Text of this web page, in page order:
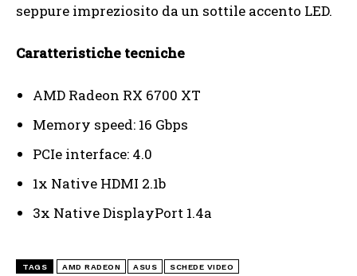
seppure impreziosito da un sottile accento LED.
Caratteristiche tecniche
AMD Radeon RX 6700 XT
Memory speed: 16 Gbps
PCIe interface: 4.0
1x Native HDMI 2.1b
3x Native DisplayPort 1.4a
TAGS AMD RADEON ASUS SCHEDE VIDEO